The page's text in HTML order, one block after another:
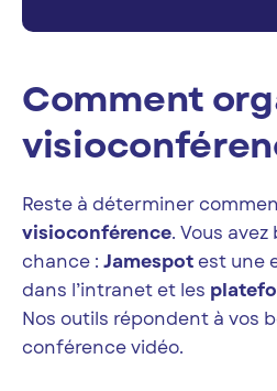
Comment
Reste à déterminer
visioconférence. Vous
chance : Jamespotest une
dans l’intranet et les
Nos outils répondent à vos
conférence vidéo.